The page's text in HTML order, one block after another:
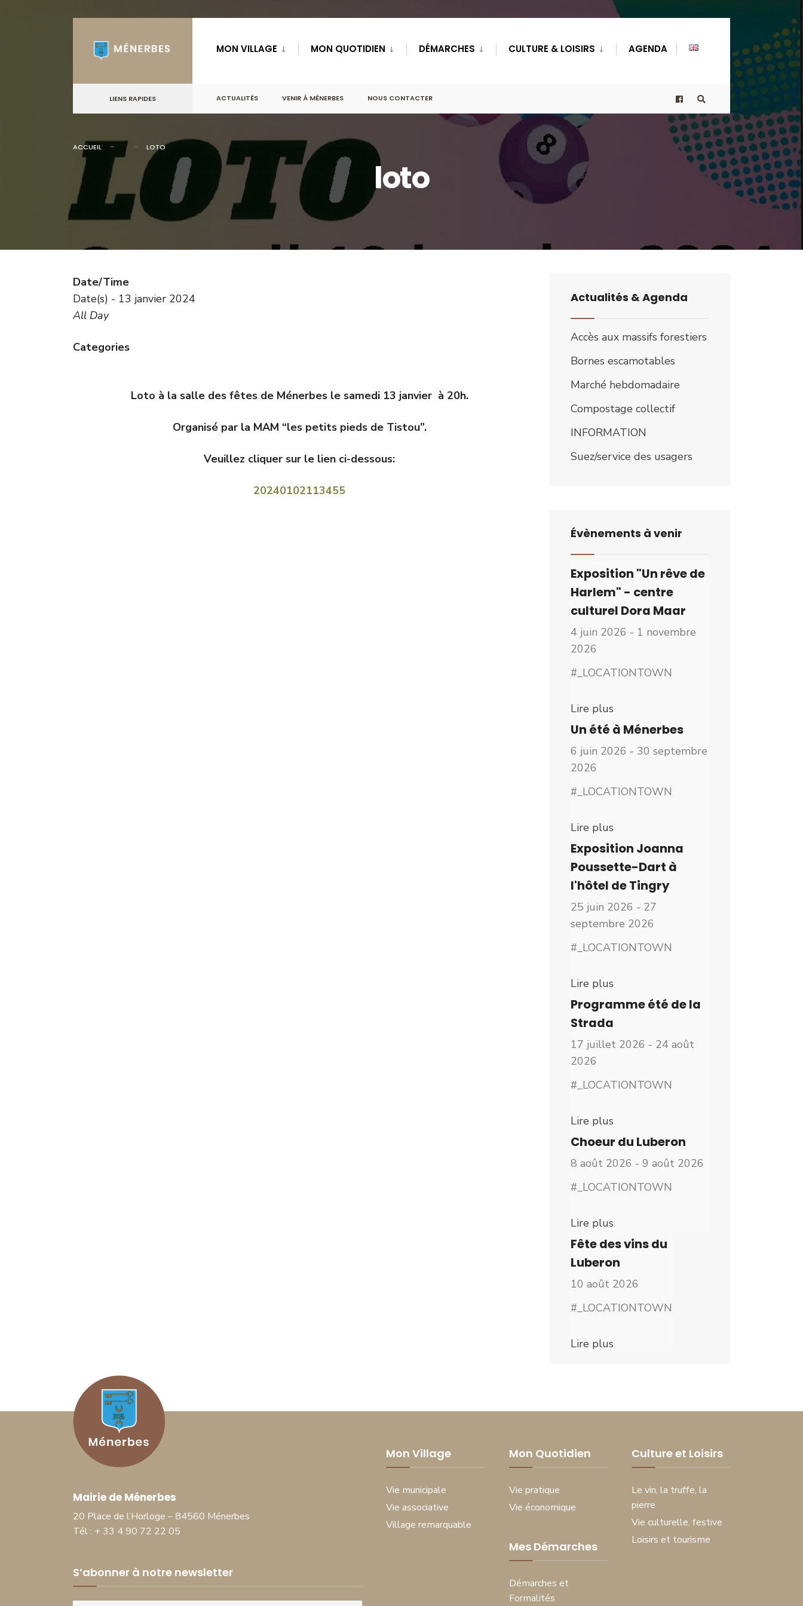
content
MON VILLAGE MON QUOTIDIEN DÉMARCHES CULTURE & LOISIRS AGENDA
LIENS RAPIDES ACTUALITÉS VENIR À MÉNERBES NOUS CONTACTER
ACCUEIL LOTO
loto
Date/Time
Date(s) - 13 janvier 2024
All Day
Categories
Loto à la salle des fêtes de Ménerbes le samedi 13 janvier à 20h.
Organisé par la MAM “les petits pieds de Tistou”.
Veuillez cliquer sur le lien ci-dessous:
20240102113455
Actualités & Agenda
Accès aux massifs forestiers
Bornes escamotables
Marché hebdomadaire
Compostage collectif
INFORMATION
Suez/service des usagers
Évènements à venir
Exposition "Un rêve de
Harlem" - centre
culturel Dora Maar
4 juin 2026 - 1 novembre
2026
#_LOCATIONTOWN
Lire plus
Un été à Ménerbes
6 juin 2026 - 30 septembre
2026
#_LOCATIONTOWN
Lire plus
Exposition Joanna
Poussette-Dart à
l'hôtel de Tingry
25 juin 2026 - 27
septembre 2026
#_LOCATIONTOWN
Lire plus
Programme été de la
Strada
17 juillet 2026 - 24 août
2026
#_LOCATIONTOWN
Lire plus
Choeur du Luberon
8 août 2026 - 9 août 2026
#_LOCATIONTOWN
Lire plus
Fête des vins du
Luberon
10 août 2026
#_LOCATIONTOWN
Lire plus
Mairie de Ménerbes
20 Place de l’Horloge – 84560 Ménerbes
Tél : + 33 4 90 72 22 05
S’abonner à notre newsletter
Mon Village
Vie municipale
Vie associative
Village remarquable
Mon Quotidien
Vie pratique
Vie économique
Mes Démarches
Démarches et
Formalités
Culture et Loisirs
Le vin, la truffe, la
pierre
Vie culturelle, festive
Loisirs et tourisme